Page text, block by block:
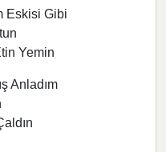
Eskisi Gibi
Yemin
Anladım